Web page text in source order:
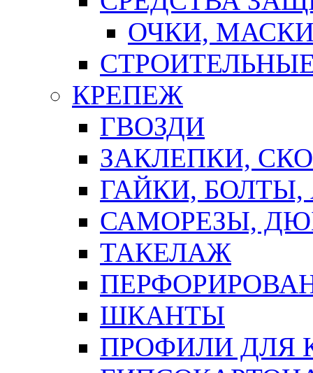
ОЧКИ,
КРЕПЕЖ
ГВОЗДИ
ЗАКЛЕПКИ,
ГАЙКИ,
САМОРЕЗЫ,
ТАКЕЛАЖ
ШКАНТЫ
ПРОФИЛИ ДЛЯ